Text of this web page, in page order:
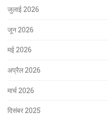
जुलाई 2026
जून 2026
मई 2026
अप्रैल 2026
मार्च 2026
दिसंबर 2025